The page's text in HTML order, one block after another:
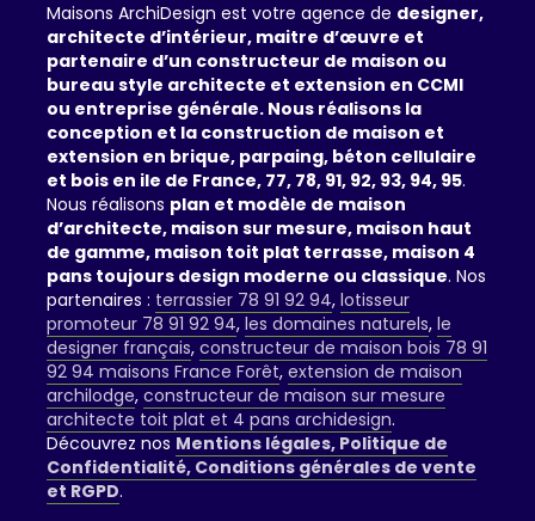
Maisons ArchiDesign est votre agence de designer,
architecte d’intérieur, maitre d’œuvre et
partenaire d’un constructeur de maison ou
bureau style architecte et extension en CCMI
ou entreprise générale. Nous réalisons la
conception et la construction de maison et
extension en brique, parpaing, béton cellulaire
et bois en ile de France, 77, 78, 91, 92, 93, 94, 95.
Nous réalisons plan et modèle de maison
d’architecte, maison sur mesure, maison haut
de gamme, maison toit plat terrasse, maison 4
pans toujours design moderne ou classique. Nos
partenaires : terrassier 78 91 92 94, lotisseur
promoteur 78 91 92 94, les domaines naturels, le
designer français, constructeur de maison bois 78 91
92 94 maisons France Forêt, extension de maison
archilodge, constructeur de maison sur mesure
architecte toit plat et 4 pans archidesign.
Découvrez nos Mentions légales, Politique de
Confidentialité, Conditions générales de vente
et RGPD.